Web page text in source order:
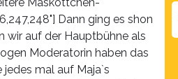
Dann ging es shon
wir auf der Hauptbühne als
Moderatorin haben das
mal auf Maja`s